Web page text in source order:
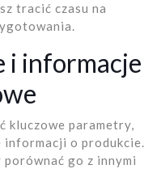
tracić czasu na
i informacje
kluczowe parametry,
informacji o produkcie.
go z innymi